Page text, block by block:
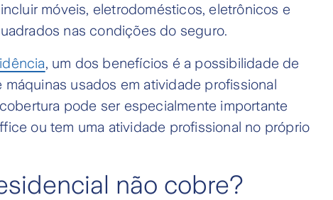
móveis, eletrodomésticos, eletrônicos e
nas condições do seguro.
, um dos benefícios é a possibilidade de
usados em atividade profissional
pode ser especialmente importante
ou tem uma atividade profissional no próprio
não cobre?